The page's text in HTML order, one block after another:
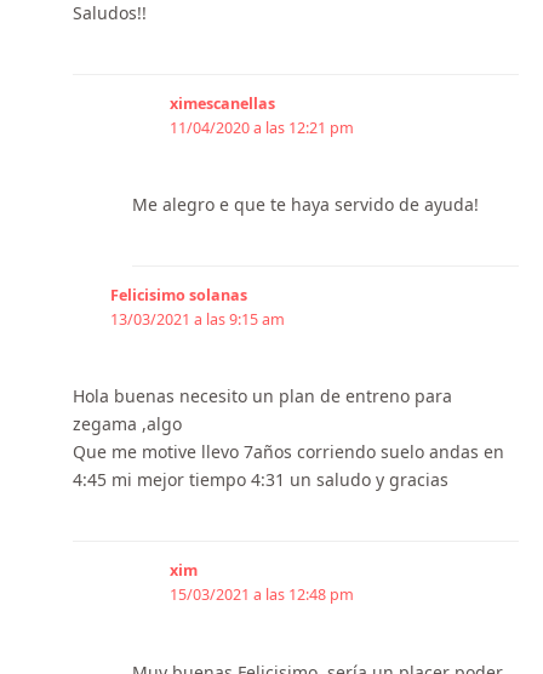
Saludos!!
ximescanellas
11/04/2020 a las 12:21 pm
Me alegro e que te haya servido de ayuda!
Felicisimo solanas
13/03/2021 a las 9:15 am
Hola buenas necesito un plan de entreno para
zegama ,algo
Que me motive llevo 7años corriendo suelo andas en
4:45 mi mejor tiempo 4:31 un saludo y gracias
xim
15/03/2021 a las 12:48 pm